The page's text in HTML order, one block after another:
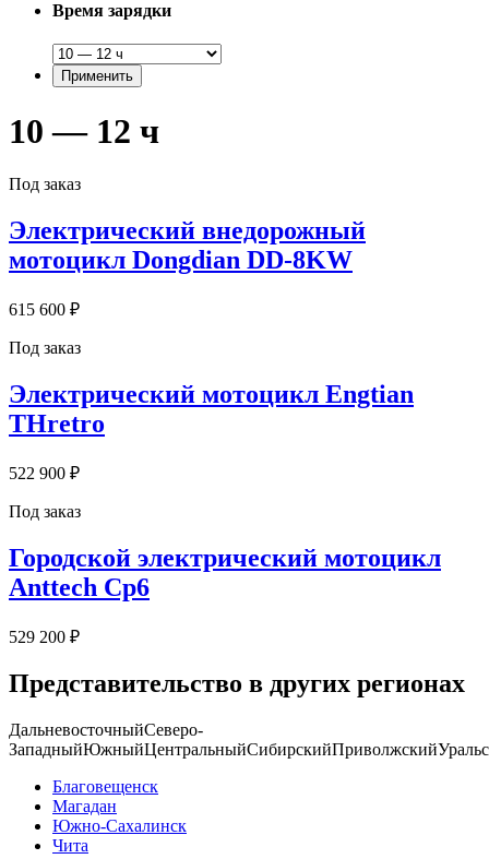
Время зарядки
10 — 12 ч
Под заказ
Электрический внедорожный
мотоцикл Dongdian DD-8KW
615 600 ₽
Под заказ
Электрический мотоцикл Engtian
THretro
522 900 ₽
Под заказ
Городской электрический мотоцикл
Anttech Cp6
529 200 ₽
Представительство в других регионах
ДальневосточныйСеверо-
ЗападныйЮжныйЦентральныйСибирскийПриволжский
Благовещенск
Магадан
Южно-Сахалинск
Чита